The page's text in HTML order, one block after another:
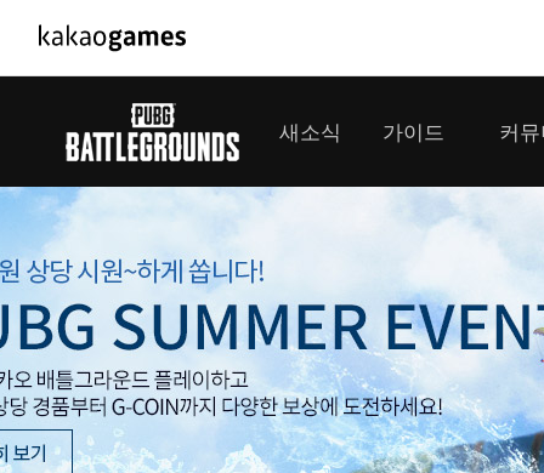
PC/모바일게임
도깨비의세계
아키에이지 워
아레스 : 라이즈 오브 가디언즈
배틀그라
패스 오브
패스 오브
모바일게임 서비스
새소식
이벤트
업데이트
대회소식
가이드 커
플레이
클랜
모집